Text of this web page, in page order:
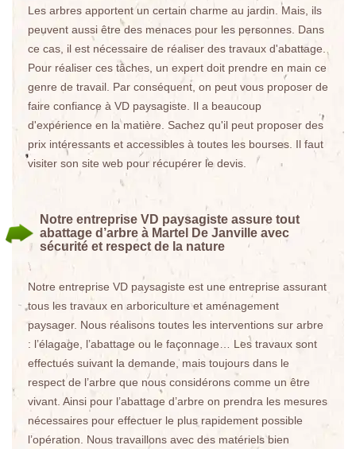
Les arbres apportent un certain charme au jardin. Mais, ils
peuvent aussi être des menaces pour les personnes. Dans
ce cas, il est nécessaire de réaliser des travaux d'abattage.
Pour réaliser ces tâches, un expert doit prendre en main ce
genre de travail. Par conséquent, on peut vous proposer de
faire confiance à VD paysagiste. Il a beaucoup
d'expérience en la matière. Sachez qu'il peut proposer des
prix intéressants et accessibles à toutes les bourses. Il faut
visiter son site web pour récupérer le devis.
Notre entreprise VD paysagiste assure tout
abattage d’arbre à Martel De Janville avec
sécurité et respect de la nature
Notre entreprise VD paysagiste est une entreprise assurant
tous les travaux en arboriculture et aménagement
paysager. Nous réalisons toutes les interventions sur arbre
: l’élagage, l’abattage ou le façonnage… Les travaux sont
effectués suivant la demande, mais toujours dans le
respect de l’arbre que nous considérons comme un être
vivant. Ainsi pour l’abattage d’arbre on prendra les mesures
nécessaires pour effectuer le plus rapidement possible
l’opération. Nous travaillons avec des matériels bien